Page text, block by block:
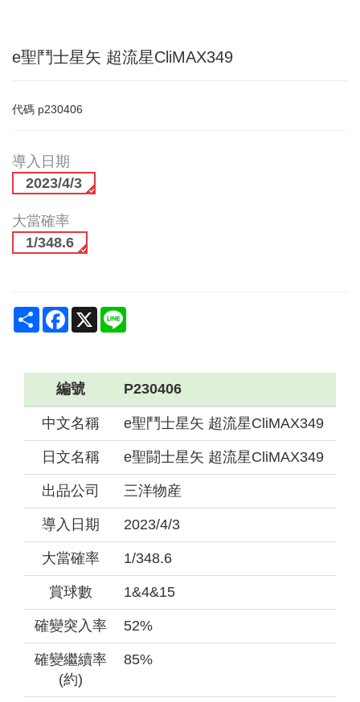
e聖鬥士星矢 超流星CliMAX349
代碼 p230406
導入日期
2023/4/3
大當確率
1/348.6
ShareFacebook
X
編號 P230406
中文名稱 e聖鬥士星矢 超流星CliMAX349
日文名稱 e聖闘士星矢 超流星CliMAX349
出品公司 三洋物産
導入日期 2023/4/3
大當確率 1/348.6
賞球數 1&4&15
確變突入率 52%
確變繼續率
(約)
85%